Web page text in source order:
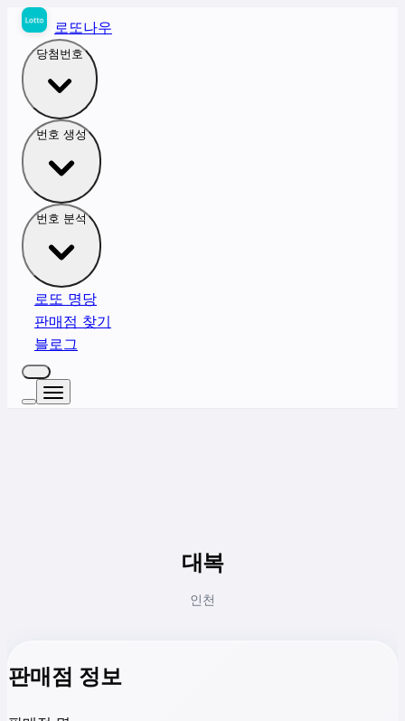
로또나우
당첨번호
번호 생성
번호 분석
로또 명당
판매점 찾기
블로그
대복
인천
판매점 정보